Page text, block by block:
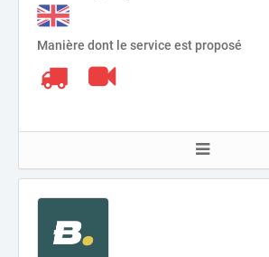
Manière dont le service est proposé